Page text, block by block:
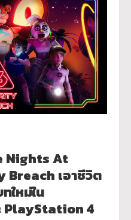
Nights At
Breach เอาชีวิต
ใหม่ใน
PlayStation 4